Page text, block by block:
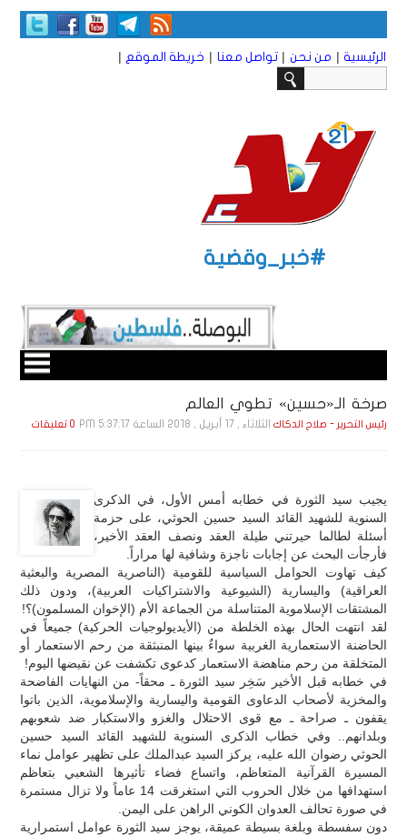
الرئيسية | من نحن | تواصل معنا | خريطة الموقع |
#خبر_وقضية
صرخة الـ«حسين» تطوي العالم
رئيس التحرير - صلاح الدكاك الثلاثاء , 17 أبـريـل , 2018 الساعة 5:37:17 PM 0 تعليقات
يجيب سيد الثورة في خطابه أمس الأول، في الذكرى
السنوية للشهيد القائد السيد حسين الحوثي، على حزمة
أسئلة لطالما حيرتني طيلة العقد ونصف العقد الأخير،
فأرجأت البحث عن إجابات ناجزة وشافية لها مراراً.
كيف تهاوت الحوامل السياسية للقومية (الناصرية المصرية والبعثية
العراقية) واليسارية (الشيوعية والاشتراكيات العربية)، ودون ذلك
المشتقات الإسلاموية المتناسلة من الجماعة الأم (الإخوان المسلمون)؟!
لقد انتهت الحال بهذه الخلطة من (الأيديولوجيات الحركية) جميعاً في
الحاضنة الاستعمارية الغربية سواءٌ بينها المنبثقة من رحم الاستعمار أو
المتخلقة من رحم مناهضة الاستعمار كدعوى تكشفت عن نقيضها اليوم!
في خطابه قبل الأخير سَخِر سيد الثورة ـ محقاً- من النهايات الفاضحة
والمخزية لأصحاب الدعاوى القومية واليسارية والإسلاموية، الذين باتوا
يقفون ـ صراحة ـ مع قوى الاحتلال والغزو والاستكبار ضد شعوبهم
وبلدانهم.. وفي خطاب الذكرى السنوية للشهيد القائد السيد حسين
الحوثي رضوان الله عليه، يركز السيد عبدالملك على تظهير عوامل نماء
المسيرة القرآنية المتعاظم، واتساع فضاء تأثيرها الشعبي بتعاظم
استهدافها من خلال الحروب التي استغرقت 14 عاماً ولا تزال مستمرة
في صورة تحالف العدوان الكوني الراهن على اليمن.
دون سفسطة وبلغة بسيطة عميقة، يوجز سيد الثورة عوامل استمرارية